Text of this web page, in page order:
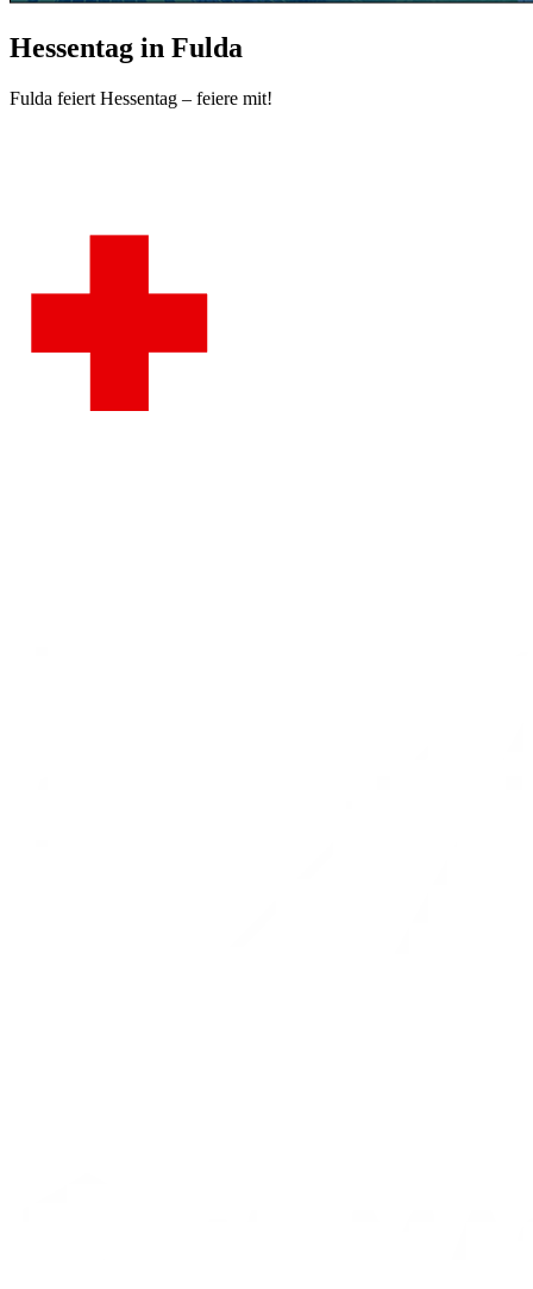
Hessentag in Fulda
Fulda feiert Hessentag – feiere mit!